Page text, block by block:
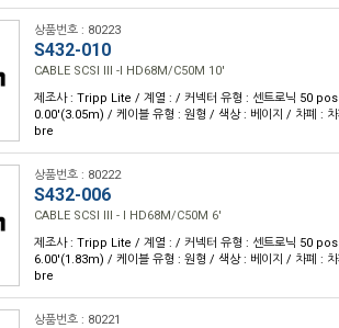
상품번호 : 80223
S432-010
CABLE SCSI III -I HD68M/C50M 10'
제조사 : Tripp Lite / 계열 : / 커넥터 유형 : 센트로닉 50
0.00'(3.05m) / 케이블 유형 : 원형 / 색상 : 베이지 / 차폐 :
bre
상품번호 : 80222
S432-006
CABLE SCSI III - I HD68M/C50M 6'
제조사 : Tripp Lite / 계열 : / 커넥터 유형 : 센트로닉 50
6.00'(1.83m) / 케이블 유형 : 원형 / 색상 : 베이지 / 차폐 :
bre
상품번호 : 80221